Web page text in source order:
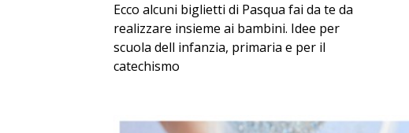
Ecco alcuni biglietti di Pasqua fai da te da
realizzare insieme ai bambini. Idee per
scuola dell infanzia, primaria e per il
catechismo